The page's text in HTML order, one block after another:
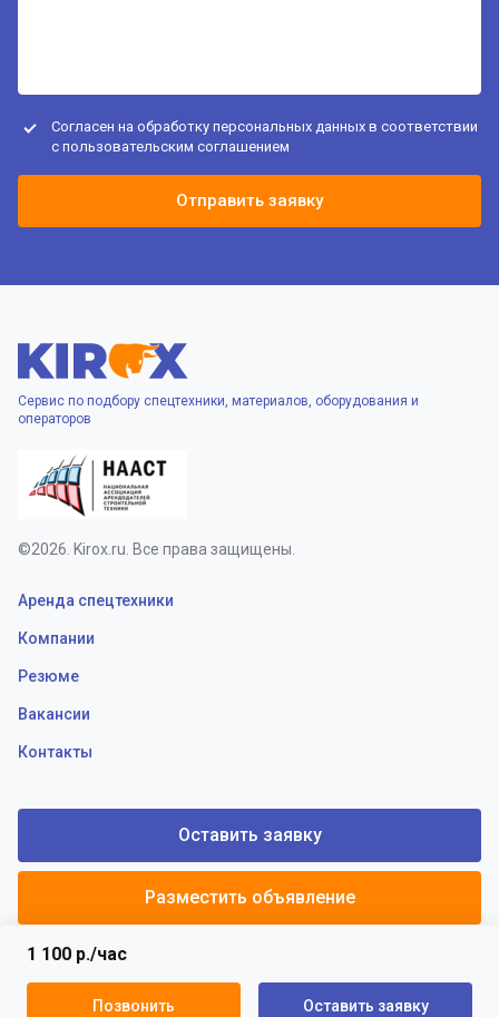
1 100 р./час
Позвонить Оставить заявку
Согласен на обработку персональных данных в соответствии
с пользовательским соглашением
Отправить заявку
Сервис по подбору спецтехники, материалов, оборудования и
операторов
©2026. Kirox.ru. Все права защищены.
Аренда спецтехники
Компании
Резюме
Вакансии
Контакты
Оставить заявку
Разместить объявление
Пользовательское соглашение